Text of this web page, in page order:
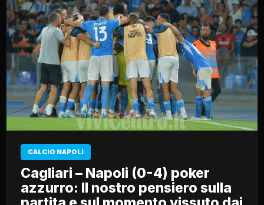
CALCIO NAPOLI
Cagliari – Napoli (0-4) poker
azzurro: Il nostro pensiero sulla